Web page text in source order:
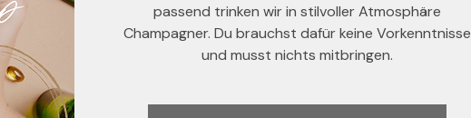
passend trinken wir in stilvoller Atmosphäre
Champagner. Du brauchst dafür keine Vorkenntnisse
und musst nichts mitbringen.